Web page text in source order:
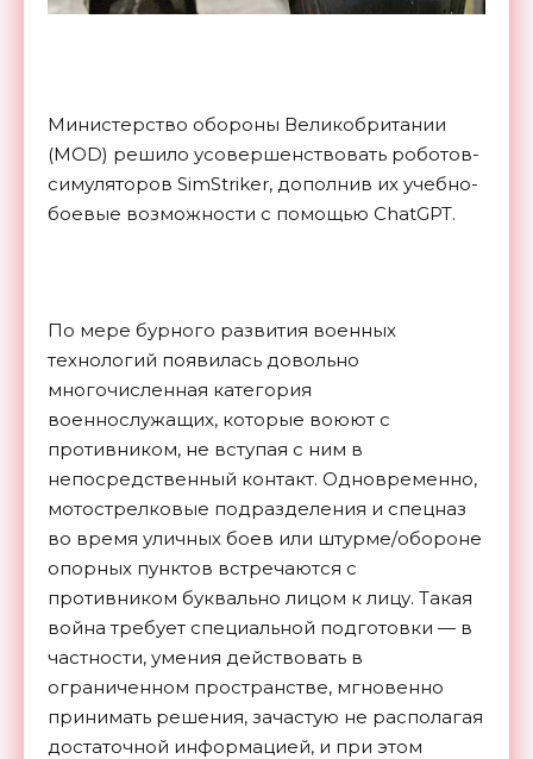
Министерство обороны Великобритании
(MOD) решило усовершенствовать роботов-
симуляторов SimStriker, дополнив их учебно-
боевые возможности с помощью ChatGPT.
По мере бурного развития военных
технологий появилась довольно
многочисленная категория
военнослужащих, которые воюют с
противником, не вступая с ним в
непосредственный контакт. Одновременно,
мотострелковые подразделения и спецназ
во время уличных боев или штурме/обороне
опорных пунктов встречаются с
противником буквально лицом к лицу. Такая
война требует специальной подготовки — в
частности, умения действовать в
ограниченном пространстве, мгновенно
принимать решения, зачастую не располагая
достаточной информацией, и при этом